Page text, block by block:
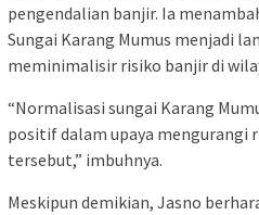
pengendalian banjir. Ia
Sungai Karang Mumus menjadi
meminimalisir risiko banjir di
“Normalisasi sungai Karang
positif dalam upaya mengurangi
tersebut,” imbuhnya.
Meskipun demikian, Jasno